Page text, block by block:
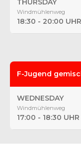
THURSDAY
Windmühlenweg
18:30 - 20:00 UHR
F-Jugend
WEDNESDAY
Windmühlenweg
17:00 - 18:30 UHR